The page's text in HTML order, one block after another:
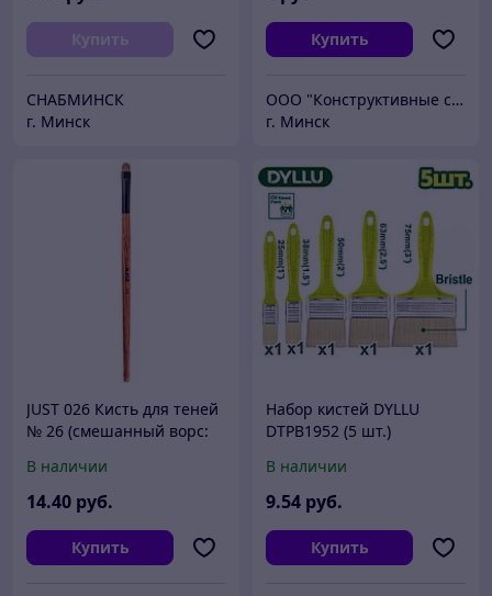
Купить
СНАБМИНСК
г. Минск
Купить
ООО "Конструктивные системы"
г. Минск
JUST 026 Кисть для теней
№ 26 (смешанный ворс:
В наличии
14.40 руб.
Купить
Набор кистей DYLLU
DTPB1952 (5 шт.)
В наличии
9.54 руб.
Купить